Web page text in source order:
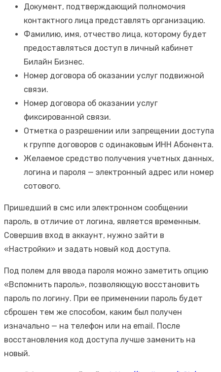
Документ, подтверждающий полномочия
контактного лица представлять организацию.
Фамилию, имя, отчество лица, которому будет
предоставляться доступ в личный кабинет
Билайн Бизнес.
Номер договора об оказании услуг подвижной
связи.
Номер договора об оказании услуг
фиксированной связи.
Отметка о разрешении или запрещении доступа
к группе договоров с одинаковым ИНН Абонента.
Желаемое средство получения учетных данных,
логина и пароля — электронный адрес или номер
сотового.
Пришедший в смс или электронном сообщении
пароль, в отличие от логина, является временным.
Совершив вход в аккаунт, нужно зайти в
«Настройки» и задать новый код доступа.
Под полем для ввода пароля можно заметить опцию
«Вспомнить пароль», позволяющую восстановить
пароль по логину. При ее применении пароль будет
сброшен тем же способом, каким был получен
изначально — на телефон или на email. После
восстановления код доступа лучше заменить на
новый.